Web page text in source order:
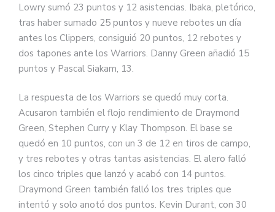
Lowry sumó 23 puntos y 12 asistencias. Ibaka, pletórico,
tras haber sumado 25 puntos y nueve rebotes un día
antes los Clippers, consiguió 20 puntos, 12 rebotes y
dos tapones ante los Warriors. Danny Green añadió 15
puntos y Pascal Siakam, 13.
La respuesta de los Warriors se quedó muy corta.
Acusaron también el flojo rendimiento de Draymond
Green, Stephen Curry y Klay Thompson. El base se
quedó en 10 puntos, con un 3 de 12 en tiros de campo,
y tres rebotes y otras tantas asistencias. El alero falló
los cinco triples que lanzó y acabó con 14 puntos.
Draymond Green también falló los tres triples que
intentó y solo anotó dos puntos. Kevin Durant, con 30